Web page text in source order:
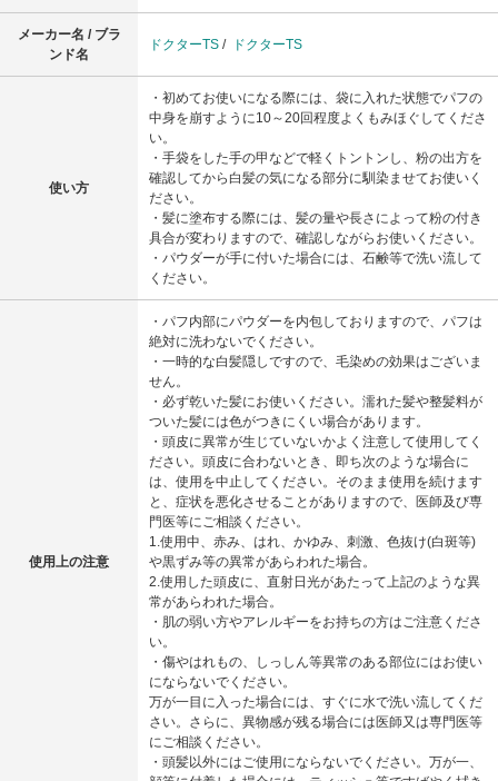
メーカー名 / ブラ
ンド名
ドクターTS / ドクターTS
使い方
・初めてお使いになる際には、袋に入れた状態でパフの
中身を崩すように10～20回程度よくもみほぐしてくださ
い。
・手袋をした手の甲などで軽くトントンし、粉の出方を
確認してから白髪の気になる部分に馴染ませてお使いく
ださい。
・髪に塗布する際には、髪の量や長さによって粉の付き
具合が変わりますので、確認しながらお使いください。
・パウダーが手に付いた場合には、石鹸等で洗い流して
ください。
使用上の注意
・パフ内部にパウダーを内包しておりますので、パフは
絶対に洗わないでください。
・一時的な白髪隠しですので、毛染めの効果はございま
せん。
・必ず乾いた髪にお使いください。濡れた髪や整髪料が
ついた髪には色がつきにくい場合があります。
・頭皮に異常が生じていないかよく注意して使用してく
ださい。頭皮に合わないとき、即ち次のような場合に
は、使用を中止してください。そのまま使用を続けます
と、症状を悪化させることがありますので、医師及び専
門医等にご相談ください。
1.使用中、赤み、はれ、かゆみ、刺激、色抜け(白斑等)
や黒ずみ等の異常があらわれた場合。
2.使用した頭皮に、直射日光があたって上記のような異
常があらわれた場合。
・肌の弱い方やアレルギーをお持ちの方はご注意くださ
い。
・傷やはれもの、しっしん等異常のある部位にはお使い
にならないでください。
万が一目に入った場合には、すぐに水で洗い流してくだ
さい。さらに、異物感が残る場合には医師又は専門医等
にご相談ください。
・頭髪以外にはご使用にならないでください。万が一、